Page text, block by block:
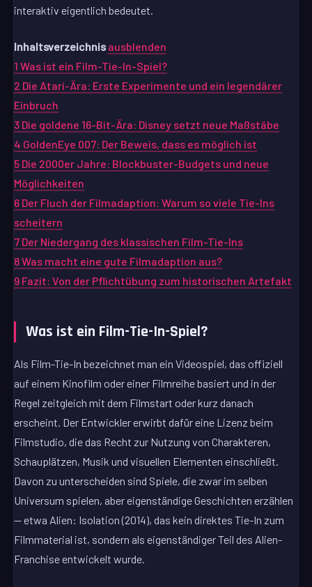
interaktiv eigentlich bedeutet.
Inhaltsverzeichnis ausblenden
1 Was ist ein Film-Tie-In-Spiel?
2 Die Atari-Ära: Erste Experimente und ein legendärer
Einbruch
3 Die goldene 16-Bit-Ära: Disney setzt neue Maßstäbe
4 GoldenEye 007: Der Beweis, dass es möglich ist
5 Die 2000er Jahre: Blockbuster-Budgets und neue
Möglichkeiten
6 Der Fluch der Filmadaption: Warum so viele Tie-Ins
scheitern
7 Der Niedergang des klassischen Film-Tie-Ins
8Was macht eine gute Filmadaption aus?
9 Fazit: Von der Pflichtübung zum historischen Artefakt
Was ist ein Film-Tie-In-Spiel?
Als Film-Tie-In bezeichnet man ein Videospiel, das offiziell
auf einem Kinofilm oder einer Filmreihe basiert und in der
Regel zeitgleich mit dem Filmstart oder kurz danach
erscheint. Der Entwickler erwirbt dafür eine Lizenz beim
Filmstudio, die das Recht zur Nutzung von Charakteren,
Schauplätzen, Musik und visuellen Elementen einschließt.
Davon zu unterscheiden sind Spiele, die zwar im selben
Universum spielen, aber eigenständige Geschichten erzählen
— etwa Alien: Isolation (2014), das kein direktes Tie-In zum
Filmmaterial ist, sondern als eigenständiger Teil des Alien-
Franchise entwickelt wurde.